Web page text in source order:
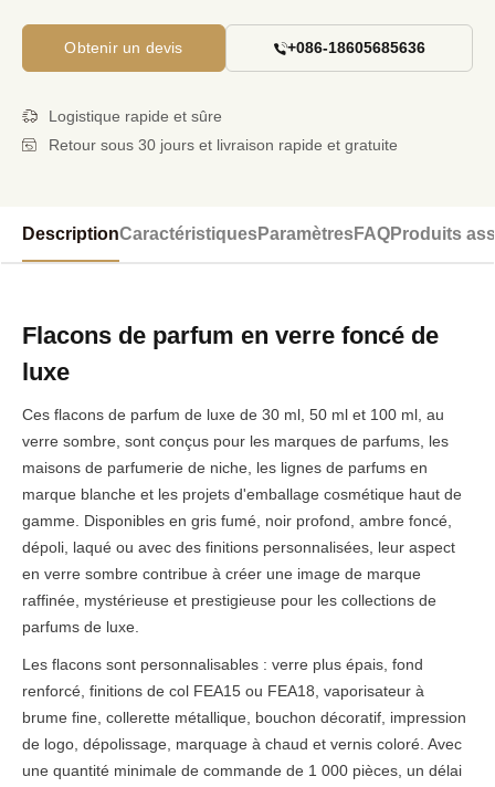
Obtenir un devis +086-18605685636
Logistique rapide et sûre
Retour sous 30 jours et livraison rapide et gratuite
DescriptionCaractéristiquesParamètresFAQProduits
Flacons de parfum en verre foncé de
luxe
Ces flacons de parfum de luxe de 30 ml, 50 ml et 100 ml, au
verre sombre, sont conçus pour les marques de parfums, les
maisons de parfumerie de niche, les lignes de parfums en
marque blanche et les projets d'emballage cosmétique haut de
gamme. Disponibles en gris fumé, noir profond, ambre foncé,
dépoli, laqué ou avec des finitions personnalisées, leur aspect
en verre sombre contribue à créer une image de marque
raffinée, mystérieuse et prestigieuse pour les collections de
parfums de luxe.
Les flacons sont personnalisables : verre plus épais, fond
renforcé, finitions de col FEA15 ou FEA18, vaporisateur à
brume fine, collerette métallique, bouchon décoratif, impression
de logo, dépolissage, marquage à chaud et vernis coloré. Avec
une quantité minimale de commande de 1 000 pièces, un délai